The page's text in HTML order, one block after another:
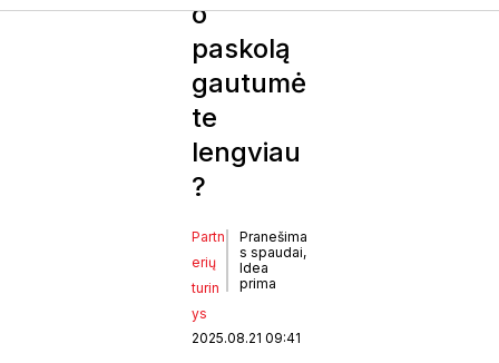
o
paskolą
gautumė
te
lengviau
?
Partn
erių
turin
ys
Pranešima
s spaudai,
Idea
prima
2025.08.21 09:41